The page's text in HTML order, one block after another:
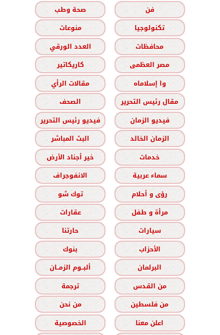
فن
صحة وطب
تكنولوجيا
منوعات
محافظات
العدد الورقي
مصر العظمى
كاريكاتير
وا إسلاماه
مقالات الرأي
مقال رئيس التحرير
الصحف
فيديو الزمان
فيديو رئيس التحرير
الزمان الخالد
البث المباشر
خدمات
خير أجناد الأرض
سماء عربية
الانفوجراف
رؤى و أحلام
توك شو
مرأة و طفل
عقارات
سيارات
حارتنا
الأحزاب
بنوك
البرلمان
ألبــوم الزمــان
من القدس
ترجمة
من فلسطين
من نحن
اعلن معنا
الخصوصية